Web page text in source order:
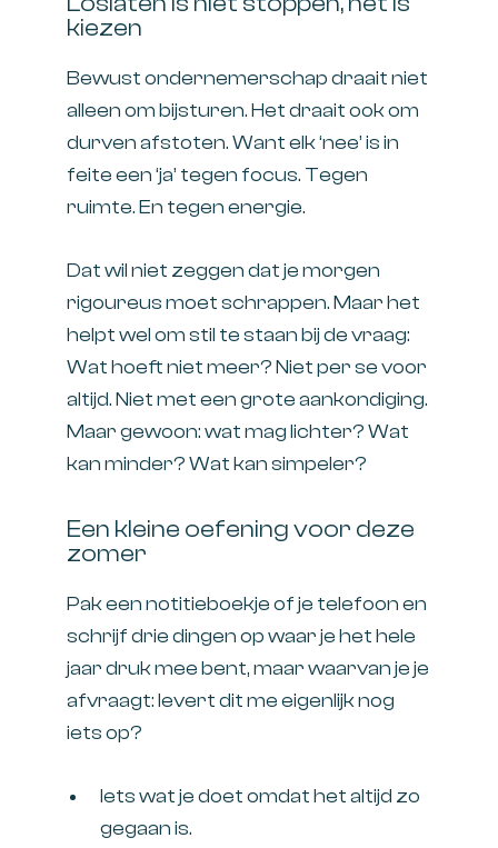
kiezen
Bewust ondernemerschap draait niet
alleen om bijsturen. Het draait ook om
durven afstoten. Want elk ‘nee’ is in
feite een ‘ja’ tegen focus. Tegen
ruimte. En tegen energie.
Dat wil niet zeggen dat je morgen
rigoureus moet schrappen. Maar het
helpt wel om stil te staan bij de vraag:
Wat hoeft niet meer? Niet per se voor
altijd. Niet met een grote aankondiging.
Maar gewoon: wat mag lichter? Wat
kan minder? Wat kan simpeler?
Een kleine oefening voor deze
zomer
Pak een notitieboekje of je telefoon en
schrijf drie dingen op waar je het hele
jaar druk mee bent, maar waarvan je je
afvraagt: levert dit me eigenlijk nog
iets op?
Iets wat je doet omdat het altijd zo
gegaan is.